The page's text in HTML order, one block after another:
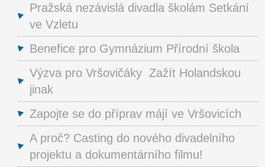
Pražská nezávislá divadla školám Setkání
ve Vzletu
Benefice pro Gymnázium Přírodní škola
Výzva pro Vršovičáky Zažít Holandskou
jinak
Zapojte se do příprav májí ve Vršovicích
A proč? Casting do nového divadelního
projektu a dokumentárního filmu!